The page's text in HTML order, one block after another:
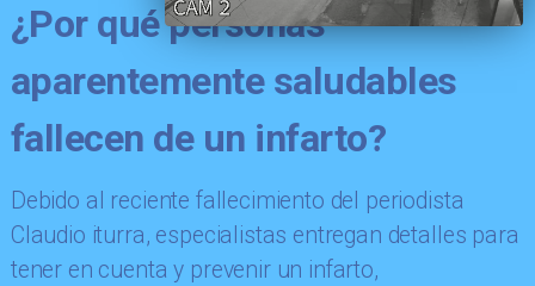
¿Por qué personas
aparentemente saludables
fallecen de un infarto?
Debido al reciente fallecimiento del periodista
Claudio iturra, especialistas entregan detalles para
tener en cuenta y prevenir un infarto,